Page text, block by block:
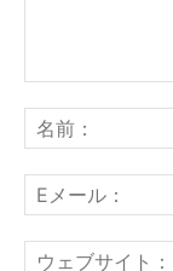
メ
ト
：